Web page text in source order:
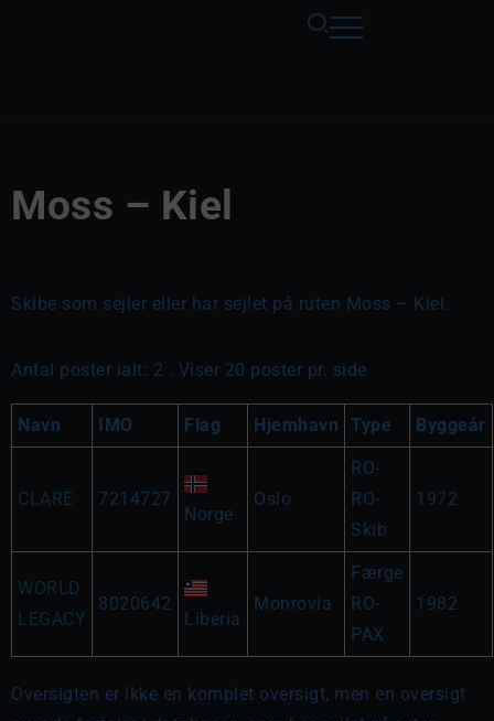
Moss – Kiel
Skibe som sejler eller har sejlet på ruten Moss – Kiel.
Antal poster ialt: 2 . Viser 20 poster pr. side
Navn IMO Flag Hjemhavn Type Byggeår
CLARE 7214727
Norge
Oslo
RO-
RO-
Skib
1972
WORLD
LEGACY
8020642
Liberia
Monrovia
Færge
RO-
PAX
1982
Oversigten er ikke en komplet oversigt, men en oversigt